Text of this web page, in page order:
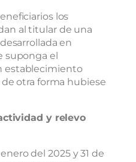
los
al titular de una
en
suponga el
establecimiento
otra forma hubiese
y relevo
del 2025 y 31 de